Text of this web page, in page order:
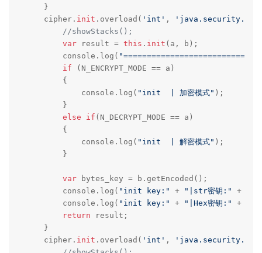
    }
    cipher.
init .overload( 'int' ,
//showStacks();
var result = this . init (a, b);
        console.log(
if (N_ENCRYPT_MODE == a)
        {
            console.log(
"init  | 加密模式" );
        }
else
if (N_DECRYPT_MODE == a)
        {
            console.log(
"init  | 解密模式" );
        }
var bytes_key = b.getEncoded();
        console.log(
"init key:" + "|str密钥:"
+
        console.log(
"init key:" + "|Hex密钥:"
+
return result;
    }
    cipher.
init .overload( 'int' ,